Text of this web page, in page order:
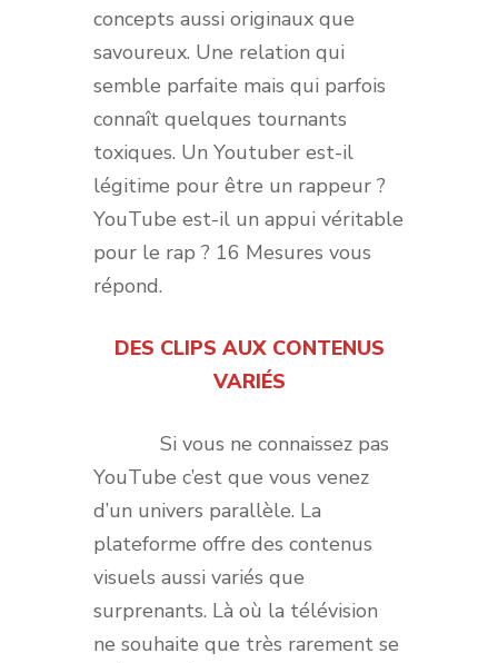
concepts aussi originaux que
savoureux. Une relation qui
semble parfaite mais qui parfois
connaît quelques tournants
toxiques. Un Youtuber est-il
légitime pour être un rappeur ?
YouTube est-il un appui véritable
pour le rap ? 16 Mesures vous
répond.
DES CLIPS AUX CONTENUS
VARIÉS
Si vous ne connaissez pas
YouTube c’est que vous venez
d’un univers parallèle. La
plateforme offre des contenus
visuels aussi variés que
surprenants. Là où la télévision
ne souhaite que très rarement se